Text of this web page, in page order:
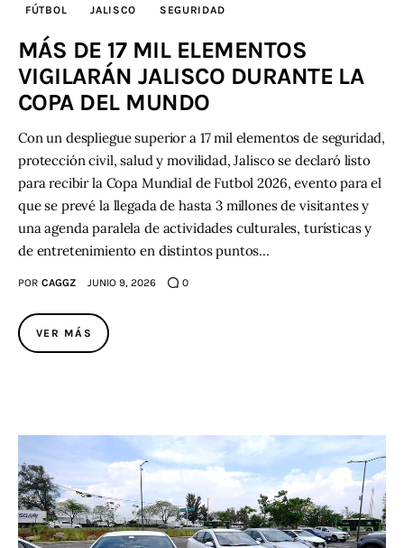
FÚTBOL JALISCO SEGURIDAD
MÁS DE 17 MIL ELEMENTOS
VIGILARÁN JALISCO DURANTE LA
COPA DEL MUNDO
Con un despliegue superior a 17 mil elementos de seguridad,
protección civil, salud y movilidad, Jalisco se declaró listo
para recibir la Copa Mundial de Futbol 2026, evento para el
que se prevé la llegada de hasta 3 millones de visitantes y
una agenda paralela de actividades culturales, turísticas y
de entretenimiento en distintos puntos…
POR CAGGZ JUNIO 9, 2026 0
VER MÁS